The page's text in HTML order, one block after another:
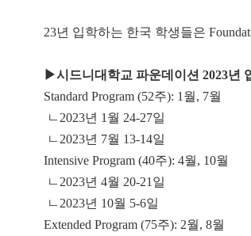
23년 입학하는 한국 학생들은
▶시드니대학교 파운데이션 2023년
Standard Program (52주): 1월, 7월
ㄴ2023년 1월 24-27일
ㄴ2023년 7월 13-14일
Intensive Program (40주): 4월, 10월
ㄴ2023년 4월 20-21일
ㄴ2023년 10월 5-6일
Extended Program (75주): 2월, 8월